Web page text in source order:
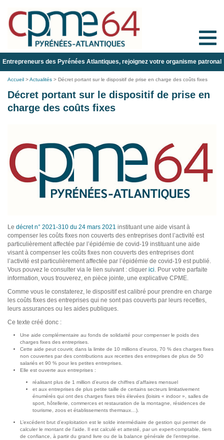
Toggle
Entrepreneurs des Pyrénées Atlantiques, rejoignez votre organisme patronal
Accueil >Actualités > Décret portant sur le dispositif de prise en charge des coûts fixes
Décret portant sur le dispositif de prise en
charge des coûts fixes
Le décret n° 2021-310 du 24 mars 2021 instituant une aide visant à
compenser les coûts fixes non couverts des entreprises dont l’activité est
particulièrement affectée par l’épidémie de covid-19 instituant une aide
visant à compenser les coûts fixes non couverts des entreprises dont
l’activité est particulièrement affectée par l’épidémie de covid-19 est publié.
Vous pouvez le consulter via le lien suivant : cliquer ici. Pour votre parfaite
information, vous trouverez, en pièce jointe, une explicative CPME.
Comme vous le constaterez, le dispositif est calibré pour prendre en charge
les coûts fixes des entreprises qui ne sont pas couverts par leurs recettes,
leurs assurances ou les aides publiques.
Ce texte créé donc :
Une aide complémentaire au fonds de solidarité pour compenser le poids des
charges fixes des entreprises.
Cette aide peut couvrir, dans la limite de 10 millions d’euros, 70 % des charges fixes
non couvertes par des contributions aux recettes des entreprises de plus de 50
salariés et 90 % pour les petites entreprises.
Elle est ouverte aux entreprises :
réalisant plus de 1 million d’euros de chiffres d’affaires mensuel
et aux entreprises de plus petite taille de certains secteurs limitativement
énumérés qui ont des charges fixes très élevées (loisirs « indoor », salles de
sport, hôtellerie, commerces et restauration de la montagne, résidences de
tourisme, zoos et établissements thermaux…).
L’excédent brut d’exploitation est le solde intermédiaire de gestion qui permet de
calculer le montant de l’aide. Il est calculé et attesté, par un expert-comptable, tiers
de confiance, à partir du grand livre ou de la balance générale de l’entreprise.